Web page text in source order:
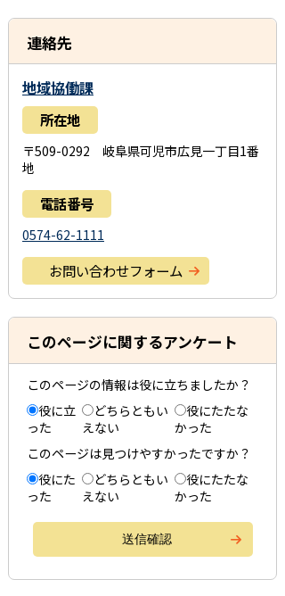
連絡先
地域協働課
所在地
〒509-0292 岐阜県可児市広見一丁目1番
地
電話番号
0574-62-1111
お問い合わせフォーム
このページに関するアンケート
このページの情報は役に立ちましたか？
役に立
った
どちらともい
えない
役にたたな
かった
このページは見つけやすかったですか？
役にた
った
どちらともい
えない
役にたたな
かった